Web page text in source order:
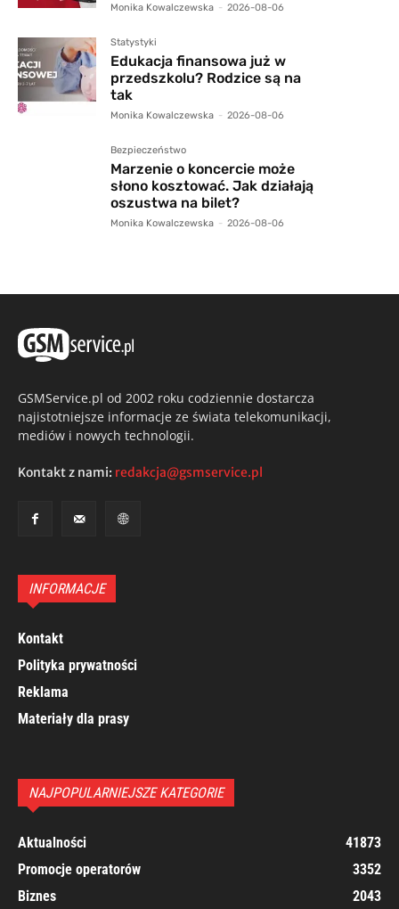
Monika Kowalczewska - 2026-08-06
Statystyki
Edukacja finansowa już w
przedszkolu? Rodzice są na
tak
Monika Kowalczewska - 2026-08-06
Bezpieczeństwo
Marzenie o koncercie może
słono kosztować. Jak działają
oszustwa na bilet?
Monika Kowalczewska - 2026-08-06
GSMService.pl od 2002 roku codziennie dostarcza
najistotniejsze informacje ze świata telekomunikacji,
mediów i nowych technologii.
Kontakt z nami: redakcja@gsmservice.pl
INFORMACJE
Kontakt
Polityka prywatności
Reklama
Materiały dla prasy
NAJPOPULARNIEJSZE KATEGORIE
Aktualności
41873
Promocje operatorów
3352
Biznes
2043